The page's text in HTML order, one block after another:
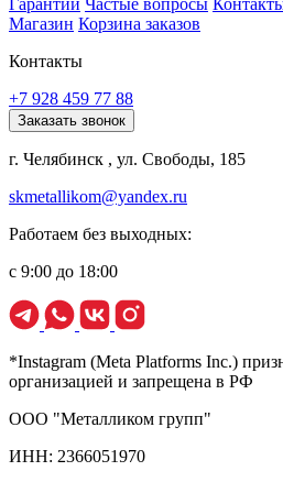
Магазин Корзина заказов
Контакты
+7 928 459 77 88
Заказать звонок
г. Челябинск , ул. Свободы, 185
skmetallikom@yandex.ru
Работаем без выходных:
с 9:00 до 18:00
*Instagram (Meta Platforms Inc.)
организацией и запрещена в РФ
ООО "Металликом групп"
ИНН: 2366051970